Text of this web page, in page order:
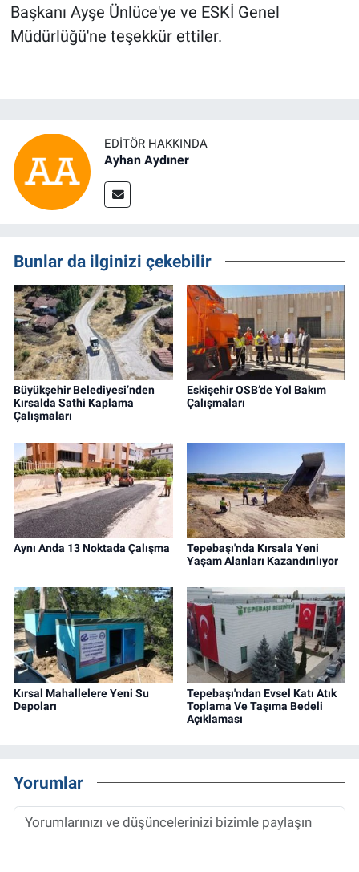
Başkanı Ayşe Ünlüce'ye ve ESKİ Genel
Müdürlüğü'ne teşekkür ettiler.
EDITÖR HAKKINDA
Ayhan Aydıner
Bunlar da ilginizi çekebilir
Büyükşehir Belediyesi’nden
Kırsalda Sathi Kaplama
Çalışmaları
Eskişehir OSB’de Yol Bakım
Çalışmaları
Aynı Anda 13 Noktada Çalışma
Tepebaşı'nda Kırsala Yeni
Yaşam Alanları Kazandırılıyor
Kırsal Mahallelere Yeni Su
Depoları
Tepebaşı'ndan Evsel Katı Atık
Toplama Ve Taşıma Bedeli
Açıklaması
Yorumlar